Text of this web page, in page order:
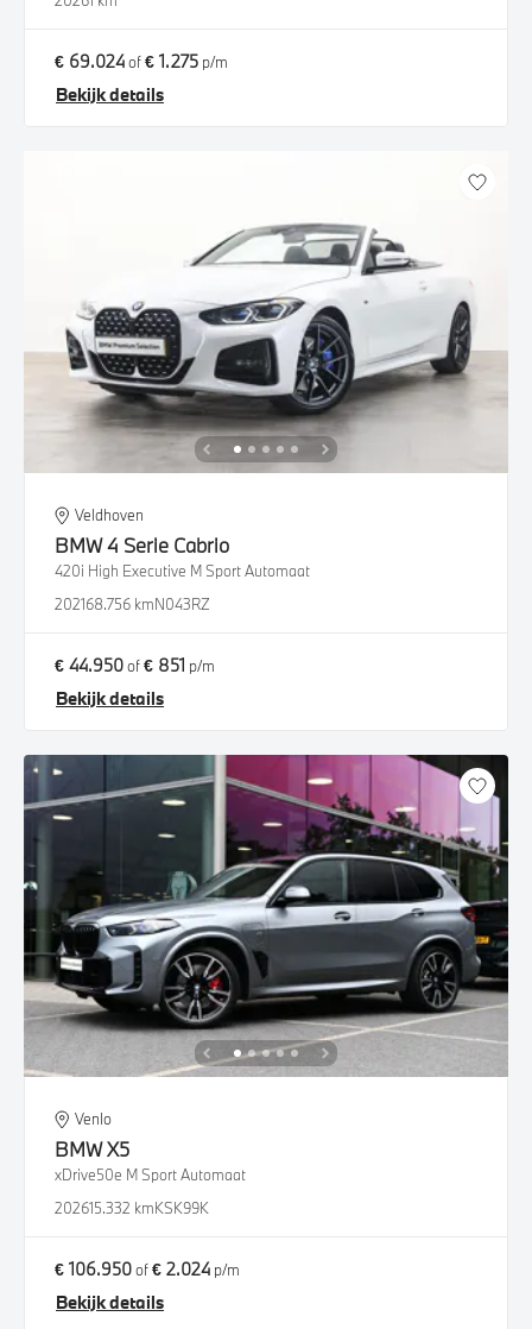
€ 69.024of€ 1.275 p/m
Bekijk details
Veldhoven
BMW4 Serie Cabrio
420i High Executive M Sport Automaat
202168.756 kmN043RZ
€ 44.950of€ 851 p/m
Bekijk details
Venlo
BMWX5
xDrive50e M Sport Automaat
202615.332 kmKSK99K
€ 106.950of€ 2.024 p/m
Bekijk details